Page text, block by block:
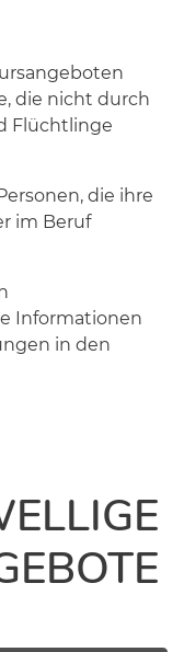
die nicht durch
Flüchtlinge
die ihre
im Beruf
Informationen
in den